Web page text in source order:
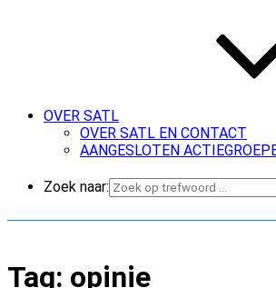
OVER SATL
OVER SATL EN CONTACT
AANGESLOTEN
Zoek naar:
Tag: opinie